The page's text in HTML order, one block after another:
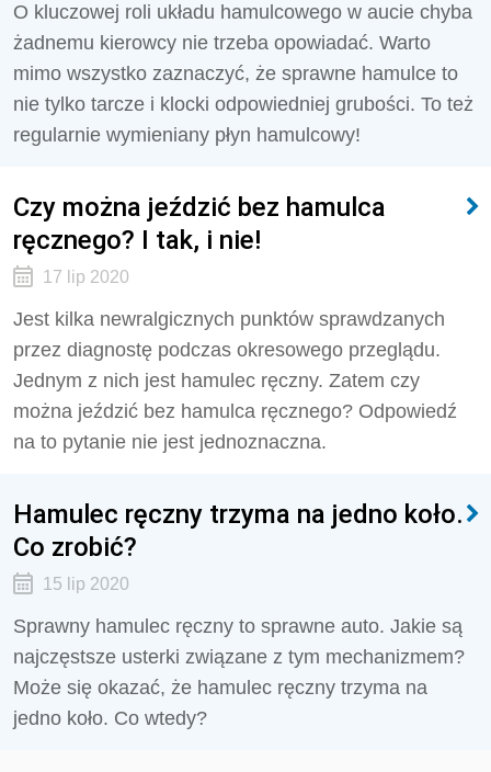
O kluczowej roli układu hamulcowego w aucie chyba
żadnemu kierowcy nie trzeba opowiadać. Warto
mimo wszystko zaznaczyć, że sprawne hamulce to
nie tylko tarcze i klocki odpowiedniej grubości. To też
regularnie wymieniany płyn hamulcowy!
Czy można jeździć bez hamulca
ręcznego? I tak, i nie!
17 lip 2020
Jest kilka newralgicznych punktów sprawdzanych
przez diagnostę podczas okresowego przeglądu.
Jednym z nich jest hamulec ręczny. Zatem czy
można jeździć bez hamulca ręcznego? Odpowiedź
na to pytanie nie jest jednoznaczna.
Hamulec ręczny trzyma na jedno koło.
Co zrobić?
15 lip 2020
Sprawny hamulec ręczny to sprawne auto. Jakie są
najczęstsze usterki związane z tym mechanizmem?
Może się okazać, że hamulec ręczny trzyma na
jedno koło. Co wtedy?